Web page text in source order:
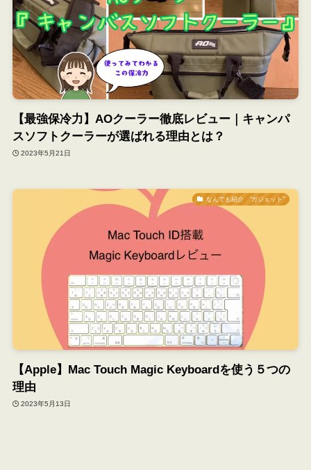
【最強保冷力】AOクーラー徹底レビュー｜キャンパ
スソフトクーラーが選ばれる理由とは？
2023年5月21日
なんでも紹介 “ガジェット”
【Apple】Mac Touch Magic Keyboardを使う５つの
理由
2023年5月13日